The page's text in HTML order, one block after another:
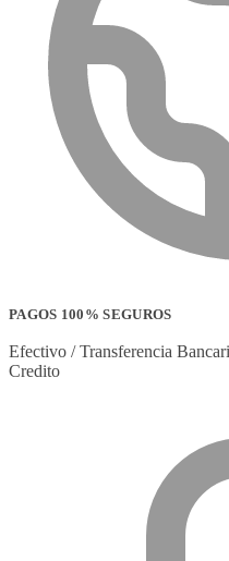
PAGOS 100% SEGUROS
Efectivo / Transferencia
Credito